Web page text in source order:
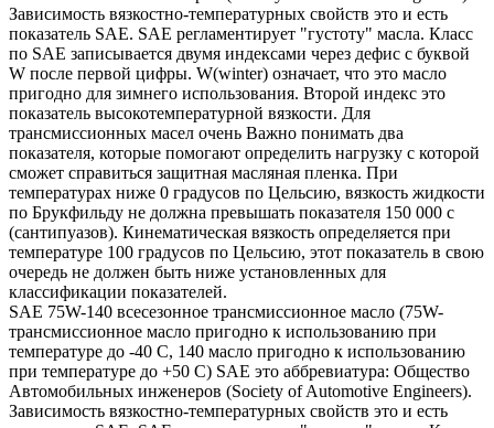
Зависимость вязкостно-температурных свойств это и есть
показатель SAE. SAE регламентирует "густоту" масла. Класс
по SAE записывается двумя индексами через дефис с буквой
W после первой цифры. W(winter) означает, что это масло
пригодно для зимнего использования. Второй индекс это
показатель высокотемпературной вязкости. Для
трансмиссионных масел очень Важно понимать два
показателя, которые помогают определить нагрузку с которой
сможет справиться защитная масляная пленка. При
температурах ниже 0 градусов по Цельсию, вязкость жидкости
по Брукфильду не должна превышать показателя 150 000 с
(сантипуазов). Кинематическая вязкость определяется при
температуре 100 градусов по Цельсию, этот показатель в свою
очередь не должен быть ниже установленных для
классификации показателей.
SAE 75W-140 всесезонное трансмиссионное масло (75W-
трансмиссионное масло пригодно к использованию при
температуре до -40 С, 140 масло пригодно к использованию
при температуре до +50 С) SAE это аббревиатура: Общество
Автомобильных инженеров (Society of Automotive Engineers).
Зависимость вязкостно-температурных свойств это и есть